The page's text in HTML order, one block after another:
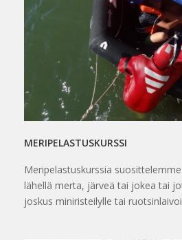
MERIPELASTUSKURSSI
Meripelastuskurssia
lähellä merta, järveä tai jokea tai
joskus miniristeilylle tai